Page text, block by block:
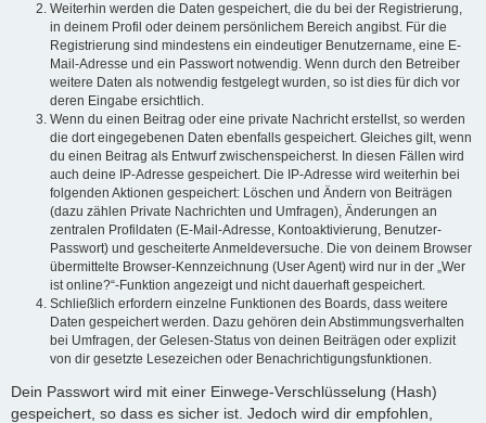
Weiterhin werden die Daten gespeichert, die du bei der Registrierung,
in deinem Profil oder deinem persönlichem Bereich angibst. Für die
Registrierung sind mindestens ein eindeutiger Benutzername, eine E-
Mail-Adresse und ein Passwort notwendig. Wenn durch den Betreiber
weitere Daten als notwendig festgelegt wurden, so ist dies für dich vor
deren Eingabe ersichtlich.
Wenn du einen Beitrag oder eine private Nachricht erstellst, so werden
die dort eingegebenen Daten ebenfalls gespeichert. Gleiches gilt, wenn
du einen Beitrag als Entwurf zwischenspeicherst. In diesen Fällen wird
auch deine IP-Adresse gespeichert. Die IP-Adresse wird weiterhin bei
folgenden Aktionen gespeichert: Löschen und Ändern von Beiträgen
(dazu zählen Private Nachrichten und Umfragen), Änderungen an
zentralen Profildaten (E-Mail-Adresse, Kontoaktivierung, Benutzer-
Passwort) und gescheiterte Anmeldeversuche. Die von deinem Browser
übermittelte Browser-Kennzeichnung (User Agent) wird nur in der „Wer
ist online?“-Funktion angezeigt und nicht dauerhaft gespeichert.
Schließlich erfordern einzelne Funktionen des Boards, dass weitere
Daten gespeichert werden. Dazu gehören dein Abstimmungsverhalten
bei Umfragen, der Gelesen-Status von deinen Beiträgen oder explizit
von dir gesetzte Lesezeichen oder Benachrichtigungsfunktionen.
Dein Passwort wird mit einer Einwege-Verschlüsselung (Hash)
gespeichert, so dass es sicher ist. Jedoch wird dir empfohlen,